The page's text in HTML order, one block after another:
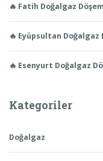
🔥 Fatih Doğalgaz
🔥 Eyüpsultan
🔥 Esenyurt Doğalgaz
Kategoriler
Doğalgaz